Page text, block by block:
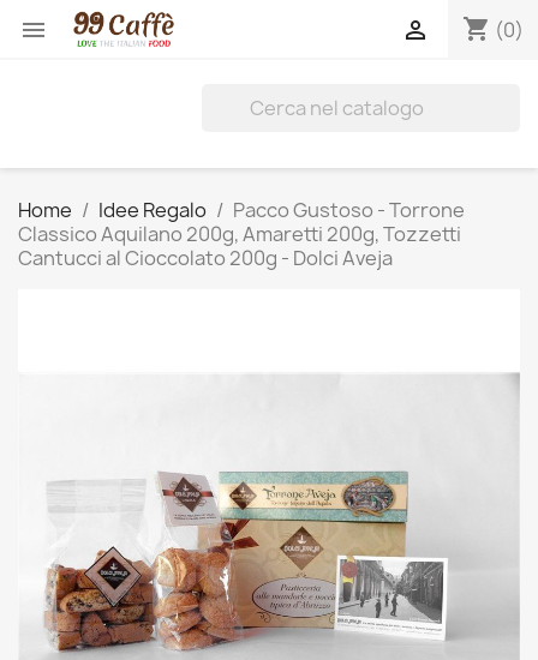
 shopping_cart (0)

Home Idee Regalo
Pacco Gustoso - Torrone
Classico Aquilano 200g, Amaretti 200g, Tozzetti
Cantucci al Cioccolato 200g - Dolci Aveja